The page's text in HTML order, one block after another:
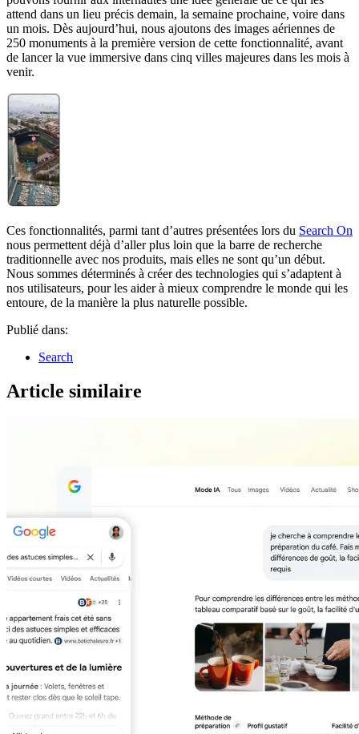
attend dans un lieu précis demain, la semaine prochaine, voire dans
un mois. Dès aujourd’hui, nous ajoutons des images aériennes de
250 monuments à la première version de cette fonctionnalité, avant
de lancer la vue immersive dans cinq villes majeures dans les mois à
venir.
Ces fonctionnalités, parmi tant d’autres présentées lors du Search On
nous permettent déjà d’aller plus loin que la barre de recherche
traditionnelle avec nos produits, mais elles ne sont qu’un début.
Nous sommes déterminés à créer des technologies qui s’adaptent à
nos utilisateurs, pour les aider à mieux comprendre le monde qui les
entoure, de la manière la plus naturelle possible.
Publié dans:
Search
Article similaire